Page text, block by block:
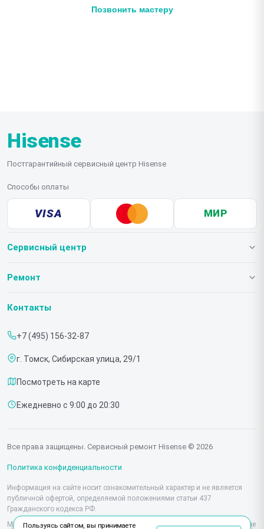
Позвонить мастеру
Hisense
Постгарантийный сервисный центр Hisense
Способы оплаты
VISA МИР
Сервисный центр
О нашем сервисе
Срочный ремонт
Доставка и способы оплаты
Диагностика
Контакты
Ремонт
Телевизоров
Проекторов
Контакты
+7 (495) 156-32-87
г. Томск, Сибирская улица, 29/1
Посмотреть на карте
Ежедневно с 9:00 до 20:30
Все права защищены. Сервисный ремонт Hisense © 2026
Политика конфиденциальности
Информация на сайте носит ознакомительный характер и не является
публичной офертой, определяемой положениями статьи 437
Гражданского кодекса РФ.
Мы специализируемся на обслуживании и ремонте техники Hisense, но не
Пользуясь сайтом, вы принимаете